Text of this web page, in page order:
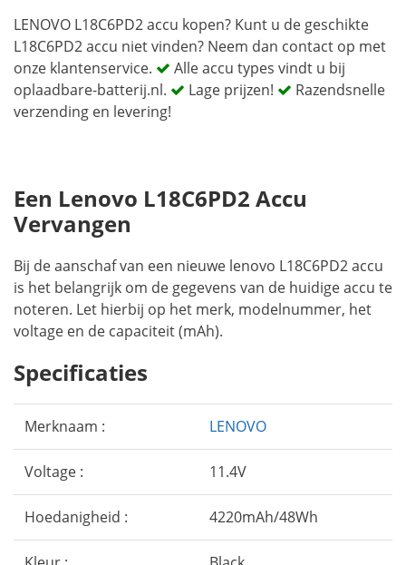
LENOVO L18C6PD2 accu kopen? Kunt u de geschikte
L18C6PD2 accu niet vinden? Neem dan contact op met
onze klantenservice.
Alle accu types vindt u bij
oplaadbare-batterij.nl.
Lage prijzen!
Razendsnelle
verzending en levering!
Een Lenovo L18C6PD2 Accu
Vervangen
Bij de aanschaf van een nieuwe lenovo L18C6PD2 accu
is het belangrijk om de gegevens van de huidige accu te
noteren. Let hierbij op het merk, modelnummer, het
voltage en de capaciteit (mAh).
Specificaties
Merknaam : LENOVO
Voltage : 11.4V
Hoedanigheid : 4220mAh/48Wh